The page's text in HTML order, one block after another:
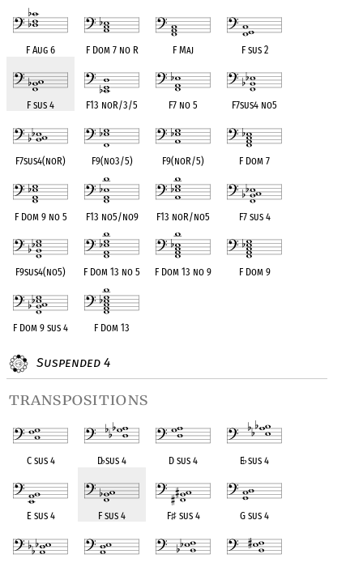
F Aug 6 F Dom 7 no R F Maj F sus 2
F sus 4 F13 noR/3/5 F7 no 5 F7sus4 no5
F7sus4(noR) F9(no3/5) F9(noR/5) F Dom 7
F Dom 9 no 5 F13 no5/no9 F13 noR/no5 F7 sus 4
F9sus4(no5) F Dom 13 no 5 F Dom 13 no 9 F Dom 9
F Dom 9 sus 4 F Dom 13
Suspended 4
transpositions
C sus 4 D♭sus 4 D sus 4 E♭sus 4
E sus 4 F sus 4 F♯sus 4 G sus 4